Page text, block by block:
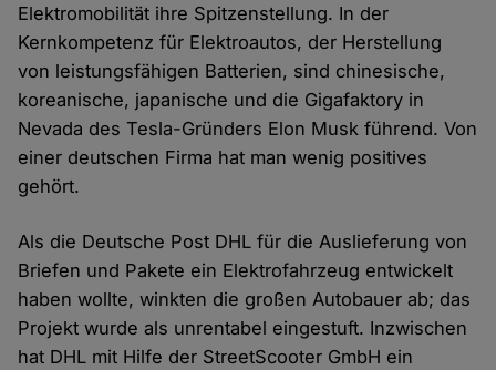
Elektromobilität ihre Spitzenstellung. In der
Kernkompetenz für Elektroautos, der Herstellung
von leistungsfähigen Batterien, sind chinesische,
koreanische, japanische und die Gigafaktory in
Nevada des Tesla-Gründers Elon Musk führend. Von
einer deutschen Firma hat man wenig positives
gehört.
Als die Deutsche Post DHL für die Auslieferung von
Briefen und Pakete ein Elektrofahrzeug entwickelt
haben wollte, winkten die großen Autobauer ab; das
Projekt wurde als unrentabel eingestuft. Inzwischen
hat DHL mit Hilfe der StreetScooter GmbH ein